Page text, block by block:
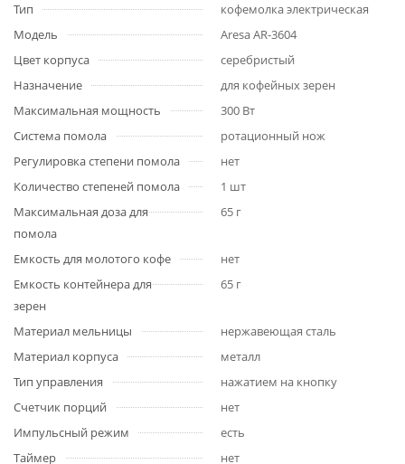
Тип
кофемолка электрическая
Модель
Aresa AR-3604
Цвет корпуса
серебристый
Назначение
для кофейных зерен
Максимальная мощность
300 Вт
Система помола
ротационный нож
Регулировка степени помола
нет
Количество степеней помола
1 шт
Максимальная доза для
помола
65 г
Емкость для молотого кофе
нет
Емкость контейнера для
зерен
65 г
Материал мельницы
нержавеющая сталь
Материал корпуса
металл
Тип управления
нажатием на кнопку
Счетчик порций
нет
Импульсный режим
есть
Таймер
нет